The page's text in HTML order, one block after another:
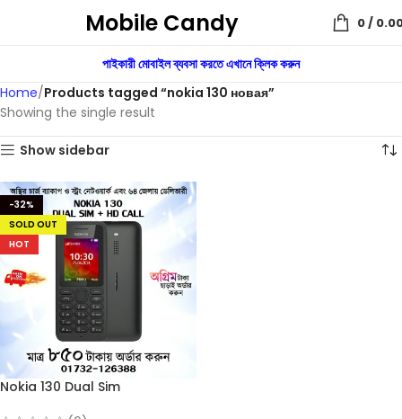
Mobile Candy 0/
পাইকারী মোবাইল ব্যবসা করতে এখানে ক্লিক করুন
Home Products tagged “nokia 130 новая”
Showing the single result
Show sidebar
-32%
SOLD OUT
HOT
Nokia 130 Dual Sim